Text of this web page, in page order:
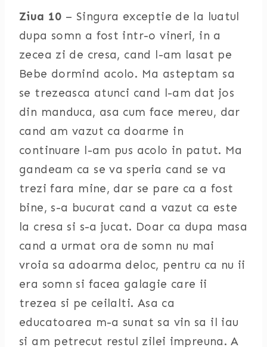
Ziua 10 – Singura exceptie de la luatul
dupa somn a fost intr-o vineri, in a
zecea zi de cresa, cand l-am lasat pe
Bebe dormind acolo. Ma asteptam sa
se trezeasca atunci cand l-am dat jos
din manduca, asa cum face mereu, dar
cand am vazut ca doarme in
continuare l-am pus acolo in patut. Ma
gandeam ca se va speria cand se va
trezi fara mine, dar se pare ca a fost
bine, s-a bucurat cand a vazut ca este
la cresa si s-a jucat. Doar ca dupa masa
cand a urmat ora de somn nu mai
vroia sa adoarma deloc, pentru ca nu ii
era somn si facea galagie care ii
trezea si pe ceilalti. Asa ca
educatoarea m-a sunat sa vin sa il iau
si am petrecut restul zilei impreuna. A